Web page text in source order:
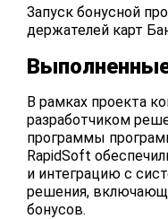
Запуск бонусной
держателей карт
В рамках проекта
разработчиком
программы
RapidSoft
и интеграцию с
решения,
бонусов.